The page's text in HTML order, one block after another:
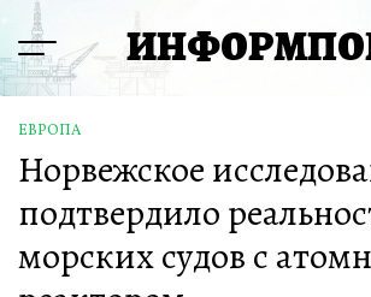
Перейти
содержимому
Menu
ОПУБЛИКОВАНО
В
ЕВРОПА
Норвежское
подтвердило
морских судов с